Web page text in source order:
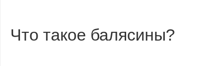
Что такое балясины?